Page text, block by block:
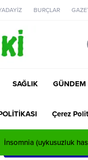
BURÇLAR
SAĞLIK GÜNDEM
Çerez
İnsomnia (uykusuzluk